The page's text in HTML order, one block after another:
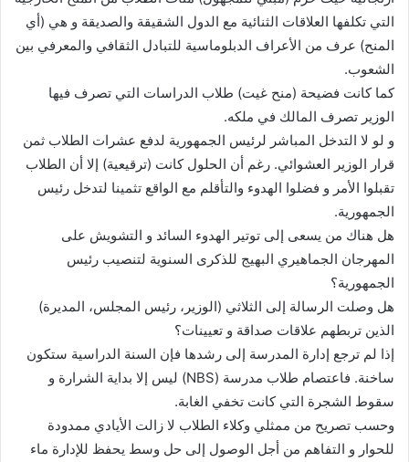
التي تكلفها العلاقات الثنائية مع الدول الشقيقة والصديقة و هي (أي
المنح) عرف من الأعراف الدبلوماسية للتبادل الثقافي والمعرفي بين
الشعوب.
كما كانت فضيحة (منح غيت) طلاب الدراسات التي تصرف فيها
الوزير تصرف المالك في ملكه.
و لو لا التدخل المباشر لرئيس الجمهورية لدفع عشرات الطلاب ثمن
قرار الوزير العشوائي. رغم أن الحلول كانت (ترقيعية) إلا أن الطلاب
تقبلوا الأمر و فضلوا الهدوء والتأقلم مع الواقع تثمينا لتدخل رئيس
الجمهورية.
هل هناك من يسعى إلى توتير الهدوء السائد و التشويش على
المهرجان الجماهيري البهيج للذكرى السنوية لتنصيب رئيس
الجمهورية؟
هل وصلت الرسالة إلى الثلاثي (الوزير، رئيس المجلس، المديرة)
الذين تربطهم علاقات صداقة و تعيينات؟
إذا لم ترجع إدارة المدرسة إلى رشدها فإن السنة الدراسية ستكون
ساخنة. فاعتصام طلاب مدرسة (NBS) ليس إلا بداية الشرارة و
سقوط الشجرة التي كانت تخفي الغابة.
وحسب تصريح من ممثلي وكلاء الطلاب لا زالت الأيادي ممدودة
للحوار و التفاهم من أجل الوصول إلى حل وسط يحفظ للإدارة ماء